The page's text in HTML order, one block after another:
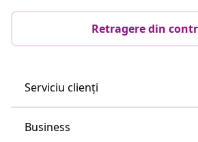
Retragere din
Serviciu clienți
Business